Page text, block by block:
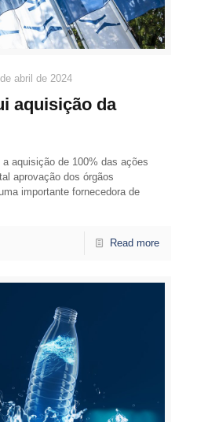
abril de 2024
aquisição da
aquisição de 100% das ações
aprovação dos órgãos
importante fornecedora de
Read more